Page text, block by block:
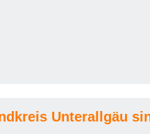
Unterallgäu